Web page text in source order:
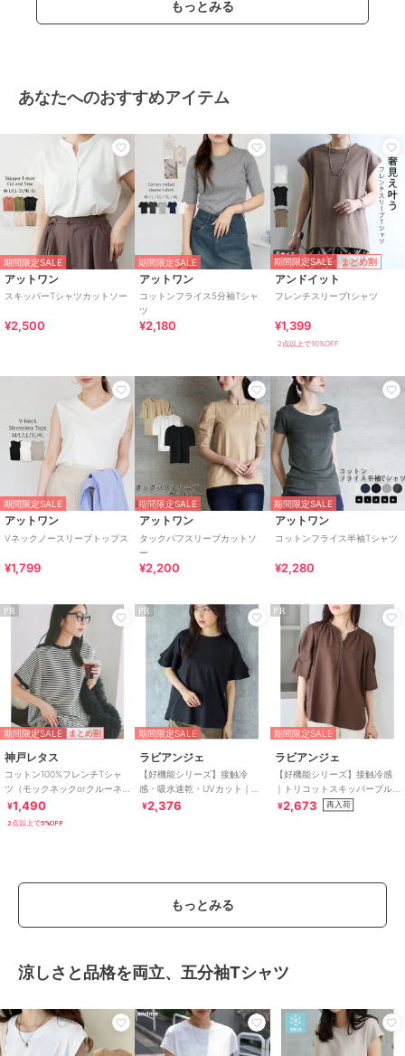
もっとみる
あなたへのおすすめアイテム
期間限定SALE
アットワン
スキッパーTシャツカットソー
¥2,500
期間限定SALE
アットワン
コットンフライス5分袖Tシャ
ツ
¥2,180
期間限定SALE まとめ割
アンドイット
フレンチスリーブtシャツ
¥1,399
2点以上で10%OFF
期間限定SALE
アットワン
Vネックノースリーブトップス
¥1,799
期間限定SALE
アットワン
タックパフスリーブカットソ
ー
¥2,200
期間限定SALE
アットワン
コットンフライス半袖Tシャツ
¥2,280
PR
期間限定SALE まとめ割
神戸レタス
コットン100%フレンチTシャ
ツ（モックネックorクルーネ
ック） [C4819]
¥1,490
2点以上で5%OFF
PR
期間限定SALE
ラビアンジェ
【好機能シリーズ】接触冷
感・吸水速乾・UVカット｜フ
レアスリーブタックプルオー
¥2,376
PR
期間限定SALE
ラビアンジェ
【好機能シリーズ】接触冷感
｜トリコットスキッパープル
オーバー｜オフィスカジュア
¥2,673 再入荷
もっとみる
涼しさと品格を両立、五分袖Tシャツ